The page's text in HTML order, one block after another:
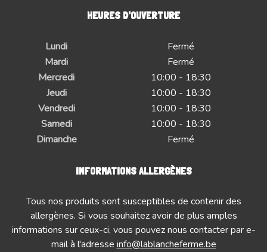
HEURES D'OUVERTURE
Lundi
Fermé
Mardi
Fermé
Mercredi
10:00 - 18:30
Jeudi
10:00 - 18:30
Vendredi
10:00 - 18:30
Samedi
10:00 - 18:30
Dimanche
Fermé
INFORMATIONS ALLERGÈNES
Tous nos produits sont susceptibles de contenir des
allergènes. Si vous souhaitez avoir de plus amples
informations sur ceux-ci, vous pouvez nous contacter par e-
mail à l'adresse info@lablancheferme.be